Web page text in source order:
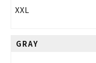
XXL
GRAY